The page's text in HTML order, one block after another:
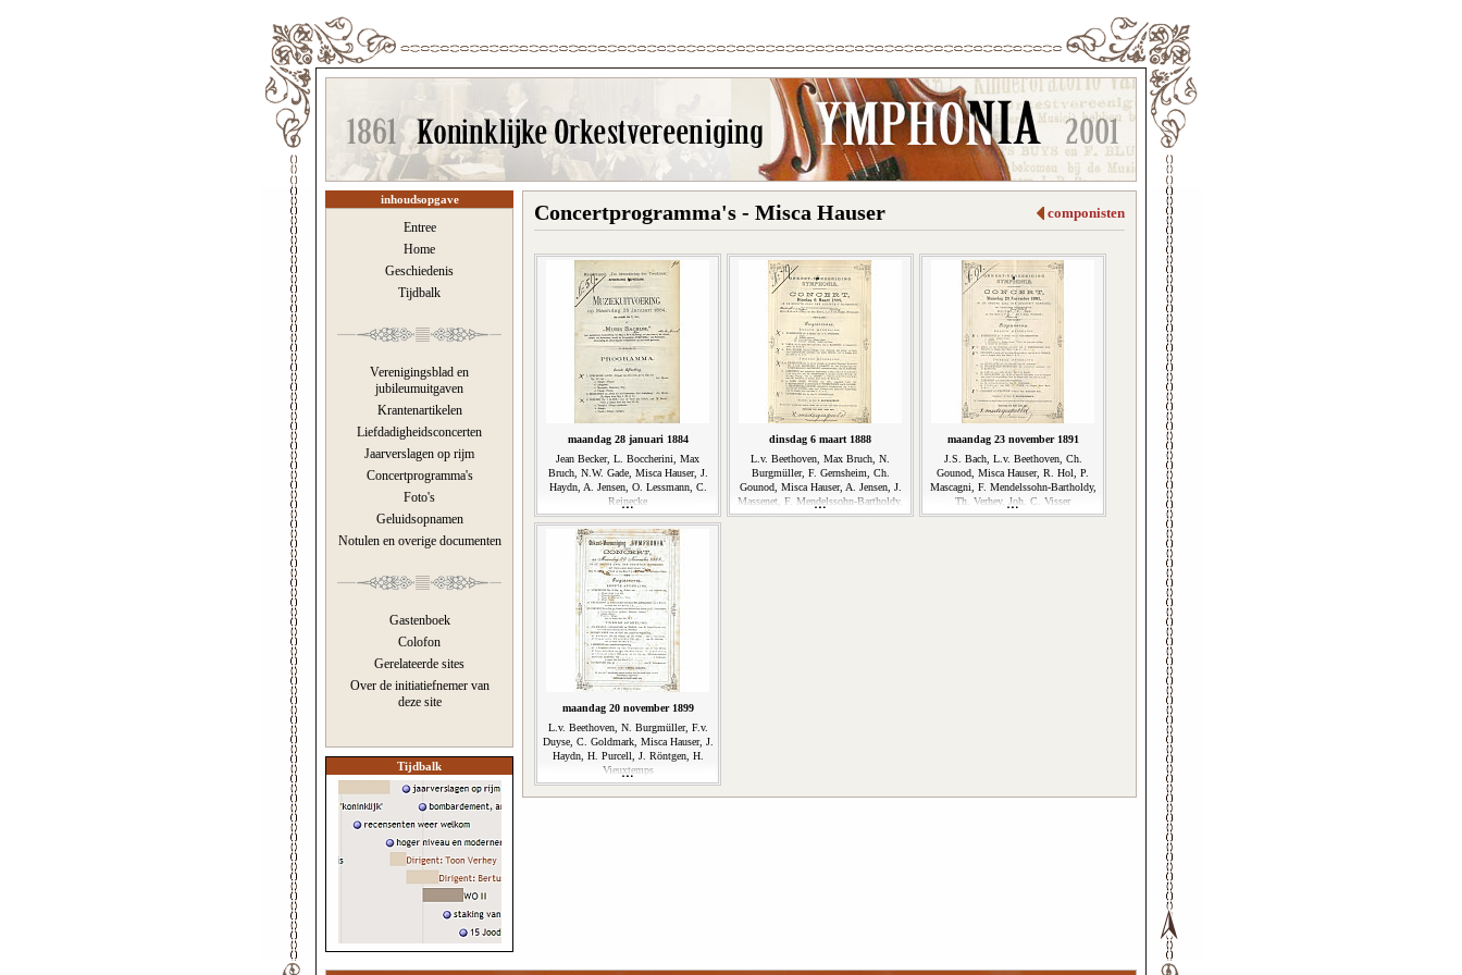
inhoudsopgave
Entree
Home
Geschiedenis
Tijdbalk
Verenigingsblad en
jubileumuitgaven
Krantenartikelen
Liefdadigheidsconcerten
Jaarverslagen op rijm
Concertprogramma's
Foto's
Geluidsopnamen
Notulen en overige documenten
Gastenboek
Colofon
Gerelateerde sites
Over de initiatiefnemer van
deze site
Tijdbalk
componisten
Concertprogramma's - Misca Hauser
maandag 28 januari 1884
Jean Becker, L. Boccherini, Max
Bruch, N.W. Gade, Misca Hauser, J.
Haydn, A. Jensen, O. Lessmann, C.
Reinecke
dinsdag 6 maart 1888
L.v. Beethoven, Max Bruch, N.
Burgmüller, F. Gernsheim, Ch.
Gounod, Misca Hauser, A. Jensen, J.
Massenet, F. Mendelssohn-Bartholdy,
D. Popper, Joh. S. Svendsen
maandag 23 november 1891
J.S. Bach, L.v. Beethoven, Ch.
Gounod, Misca Hauser, R. Hol, P.
Mascagni, F. Mendelssohn-Bartholdy,
Th. Verhey, Joh. C. Visser
maandag 20 november 1899
L.v. Beethoven, N. Burgmüller, F.v.
Duyse, C. Goldmark, Misca Hauser, J.
Haydn, H. Purcell, J. Röntgen, H.
Vieuxtemps